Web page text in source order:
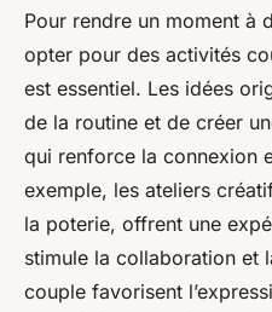
Pour rendre un moment à
opter pour des activités
est essentiel. Les idées
de la routine et de créer
qui renforce la connexion
exemple, les ateliers
la poterie, offrent une
stimule la collaboration et
couple favorisent